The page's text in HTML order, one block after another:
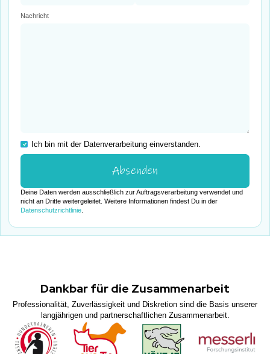
Nachricht
Ich bin mit der Datenverarbeitung einverstanden.
Deine Daten werden ausschließlich zur Auftragsverarbeitung verwendet und
nicht an Dritte weitergeleitet. Weitere Informationen findest Du in der
Datenschutzrichtlinie
Dankbar für die Zusammenarbeit
Professionalität, Zuverlässigkeit und Diskretion sind die Basis unserer
langjährigen und partnerschaftlichen Zusammenarbeit.